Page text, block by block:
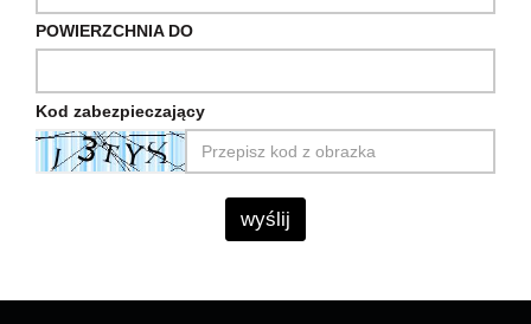
POWIERZCHNIA DO
Kod zabezpieczający